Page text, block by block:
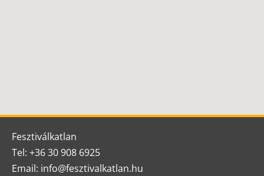
Fesztiválkatlan
Tel: +36 30 908 6925
Email: info@fesztivalkatlan.hu